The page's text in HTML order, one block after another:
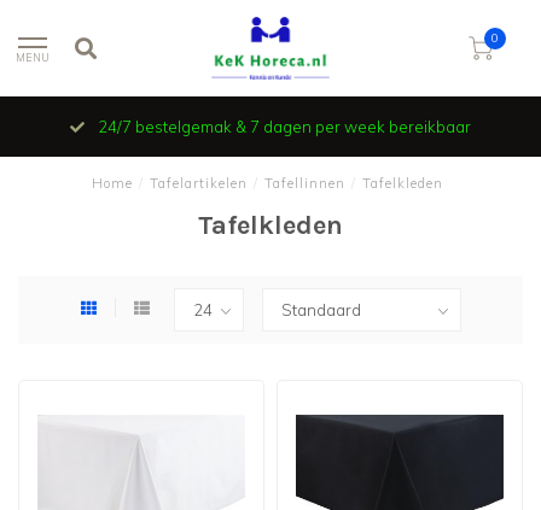
MENU
0
24/7 bestelgemak & 7 dagen per week bereikbaar
Home Tafelartikelen Tafellinnen Tafelkleden
Tafelkleden